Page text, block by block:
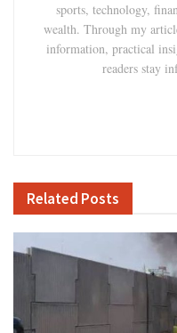
sports, technology,
wealth. Through my
information, practical
readers stay
Related Posts